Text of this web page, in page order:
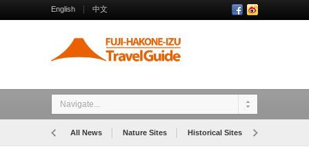
English 中文
Navigate...
All News Nature Sites Historical Sites